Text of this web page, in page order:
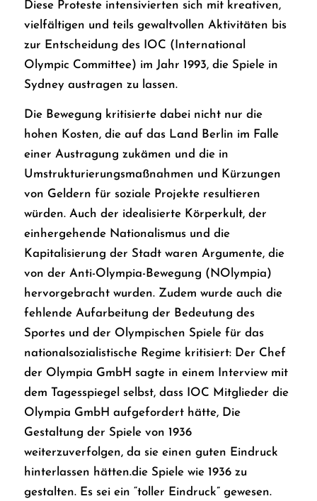
Diese Proteste intensivierten sich mit kreativen,
vielfältigen und teils gewaltvollen Aktivitäten bis
zur Entscheidung des IOC (International
Olympic Committee) im Jahr 1993, die Spiele in
Sydney austragen zu lassen.
Die Bewegung kritisierte dabei nicht nur die
hohen Kosten, die auf das Land Berlin im Falle
einer Austragung zukämen und die in
Umstrukturierungsmaßnahmen und Kürzungen
von Geldern für soziale Projekte resultieren
würden. Auch der idealisierte Körperkult, der
einhergehende Nationalismus und die
Kapitalisierung der Stadt waren Argumente, die
von der Anti-Olympia-Bewegung (NOlympia)
hervorgebracht wurden. Zudem wurde auch die
fehlende Aufarbeitung der Bedeutung des
Sportes und der Olympischen Spiele für das
nationalsozialistische Regime kritisiert: Der Chef
der Olympia GmbH sagte in einem Interview mit
dem Tagesspiegel selbst, dass IOC Mitglieder die
Olympia GmbH aufgefordert hätte, Die
Gestaltung der Spiele von 1936
weiterzuverfolgen, da sie einen guten Eindruck
hinterlassen hätten.die Spiele wie 1936 zu
gestalten. Es sei ein “toller Eindruck” gewesen.